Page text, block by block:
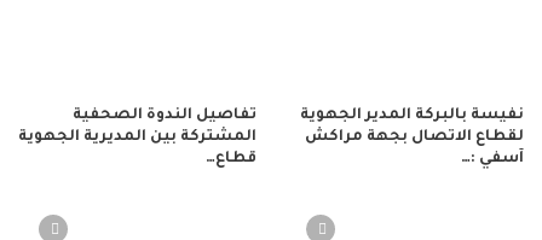
نفيسة بالبركة المدير الجهوية
لقطاع الاتصال بجهة مراكش
آسفي :…
تفاصيل الندوة الصحفية
المشتركة بين المديرية الجهوية
قطاع…